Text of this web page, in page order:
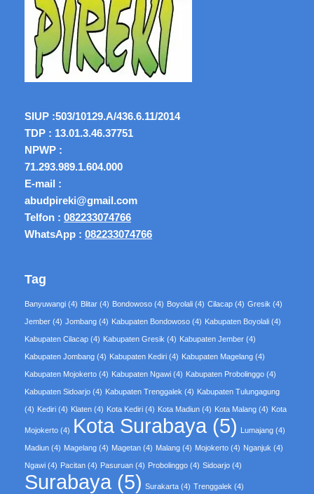
SIUP :503/10129.A/436.6.11/2014
TDP : 13.01.3.46.37751
NPWP :
71.293.989.1.604.000
E-mail :
abudpireki@gmail.com
Telfon : 082233074766
WhatsApp : 082233074766
Tag
Banyuwangi (4) Blitar (4) Bondowoso (4) Boyolali (4) Cilacap (4) Gresik (4)
Jember (4) Jombang (4) Kabupaten Bondowoso (4) Kabupaten Boyolali (4)
Kabupaten Cilacap (4) Kabupaten Gresik (4) Kabupaten Jember (4)
Kabupaten Jombang (4) Kabupaten Kediri (4) Kabupaten Magelang (4)
Kabupaten Mojokerto (4) Kabupaten Ngawi (4) Kabupaten Probolinggo (4)
Kabupaten Sidoarjo (4) Kabupaten Trenggalek (4) Kabupaten Tulungagung
(4) Kediri (4) Klaten (4) Kota Kediri (4) Kota Madiun (4) Kota Malang (4) Kota
Mojokerto (4) Kota Surabaya (5) Lumajang (4)
Madiun (4) Magelang (4) Magetan (4) Malang (4) Mojokerto (4) Nganjuk (4)
Ngawi (4) Pacitan (4) Pasuruan (4) Probolinggo (4) Sidoarjo (4)
Surabaya (5) Surakarta (4) Trenggalek (4)